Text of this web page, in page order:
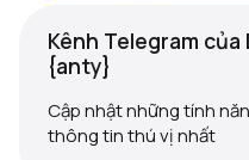
Kênh Telegram của
{anty}
Cập nhật những tính
thông tin thú vị nhất